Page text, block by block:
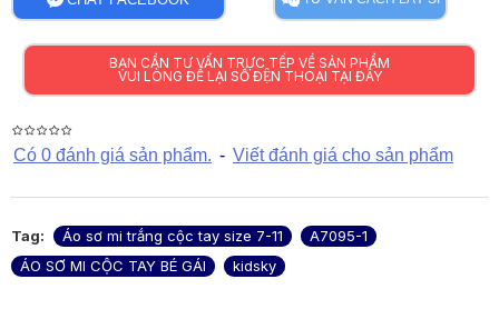
Có 0 đánh giá sản phẩm. - Viết đánh giá cho sản phẩm
BẠN CẦN TƯ VẤN TRỰC TẾP VỀ SẢN PHẨM
VUI LÒNG ĐỂ LẠI SỐ ĐỆN THOẠI TẠI ĐÂY
Tag: Áo sơ mi trắng cộc tay size 7-11
A7095-1
ÁO SƠ MI CỘC TAY BÉ GÁI
kidsky